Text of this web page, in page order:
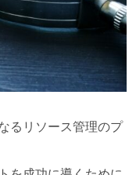
るリソース管理のプ